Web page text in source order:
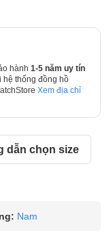
hành 1-5 năm uy tín
hệ thống đồng hồ
Xem địa chỉ
dẫn chọn size
Nam